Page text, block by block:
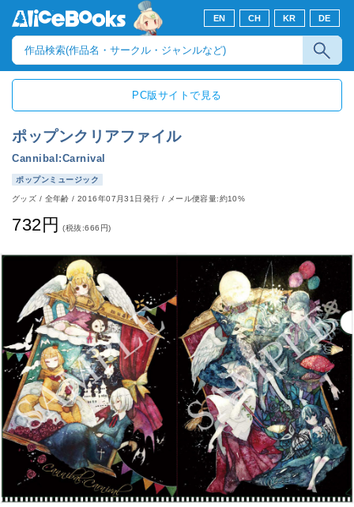
EN CH KR DE
PC版サイトで見る
ポップンクリアファイル
Cannibal:Carnival
ポップンミュージック
グッズ / 全年齢/2016年07月31日発行 / メール便容量:約10%
732円 (税抜:666円)